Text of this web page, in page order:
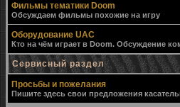
Фильмы тематики Doom
Обсуждаем фильмы похожие на игру
Оборудование UAC
Кто на чём играет в Doom. Обсуждение
Сервисный раздел
Просьбы и пожелания
Пишите здесь свои предложения